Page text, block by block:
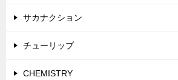
サカナクション
チューリップ
CHEMISTRY